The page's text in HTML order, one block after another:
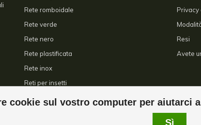
cookie sul vostro computer per aiutarci
Sì
Rete romboidale
Rete verde
Rete nero
Rete plastificata
Rete inox
Reti per insetti
Serre
Privacy
Resi
Avete